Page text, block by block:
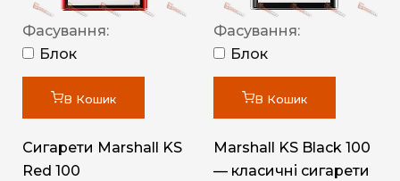
Фасування:
Блок
В Кошик
Сигарети Marshall KS
Red 100
Фасування:
Блок
В Кошик
Marshall KS Black 100
— класичні сигарети